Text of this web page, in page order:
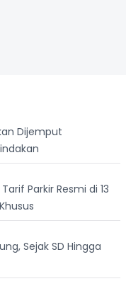
Dijemput
Parkir Resmi di 13
Sejak SD Hingga